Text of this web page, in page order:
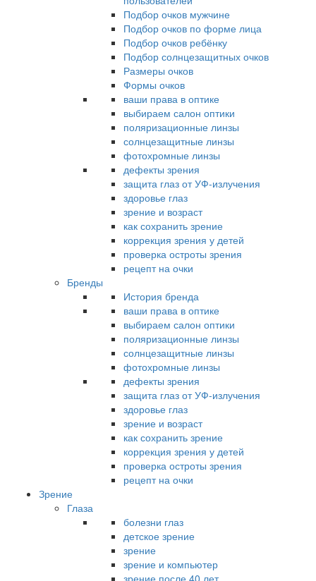
Подбор очков мужчине
Подбор очков по форме лица
Подбор очков ребёнку
Подбор солнцезащитных очков
Размеры очков
Формы очков
ваши права в оптике
выбираем салон оптики
поляризационные линзы
солнцезащитные линзы
фотохромные линзы
дефекты зрения
защита глаз от УФ-излучения
здоровье глаз
зрение и возраст
как сохранить зрение
коррекция зрения у детей
проверка остроты зрения
рецепт на очки
Бренды
История бренда
ваши права в оптике
выбираем салон оптики
поляризационные линзы
солнцезащитные линзы
фотохромные линзы
дефекты зрения
защита глаз от УФ-излучения
здоровье глаз
зрение и возраст
как сохранить зрение
коррекция зрения у детей
проверка остроты зрения
рецепт на очки
Зрение
Глаза
болезни глаз
детское зрение
зрение
зрение и компьютер